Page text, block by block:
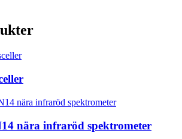
nära infraröd spektrometer